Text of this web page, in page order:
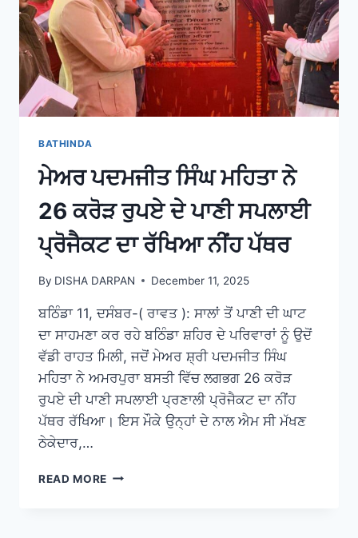
BATHINDA
ਮੇਅਰ ਪਦਮਜੀਤ ਸਿੰਘ ਮਹਿਤਾ ਨੇ
26 ਕਰੋੜ ਰੁਪਏ ਦੇ ਪਾਣੀ ਸਪਲਾਈ
ਪ੍ਰੋਜੈਕਟ ਦਾ ਰੱਖਿਆ ਨੀਂਹ ਪੱਥਰ
By DISHA DARPAN December 11, 2025
ਬਠਿੰਡਾ 11, ਦਸੰਬਰ-( ਰਾਵਤ ): ਸਾਲਾਂ ਤੋਂ ਪਾਣੀ ਦੀ ਘਾਟ
ਦਾ ਸਾਹਮਣਾ ਕਰ ਰਹੇ ਬਠਿੰਡਾ ਸ਼ਹਿਰ ਦੇ ਪਰਿਵਾਰਾਂ ਨੂੰ ਉਦੋਂ
ਵੱਡੀ ਰਾਹਤ ਮਿਲੀ, ਜਦੋਂ ਮੇਅਰ ਸ਼੍ਰੀ ਪਦਮਜੀਤ ਸਿੰਘ
ਮਹਿਤਾ ਨੇ ਅਮਰਪੁਰਾ ਬਸਤੀ ਵਿੱਚ ਲਗਭਗ 26 ਕਰੋੜ
ਰੁਪਏ ਦੀ ਪਾਣੀ ਸਪਲਾਈ ਪ੍ਰਣਾਲੀ ਪ੍ਰੋਜੈਕਟ ਦਾ ਨੀਂਹ
ਪੱਥਰ ਰੱਖਿਆ। ਇਸ ਮੌਕੇ ਉਨ੍ਹਾਂ ਦੇ ਨਾਲ ਐਮ ਸੀ ਮੱਖਣ
ਠੇਕੇਦਾਰ,…
READ MORE